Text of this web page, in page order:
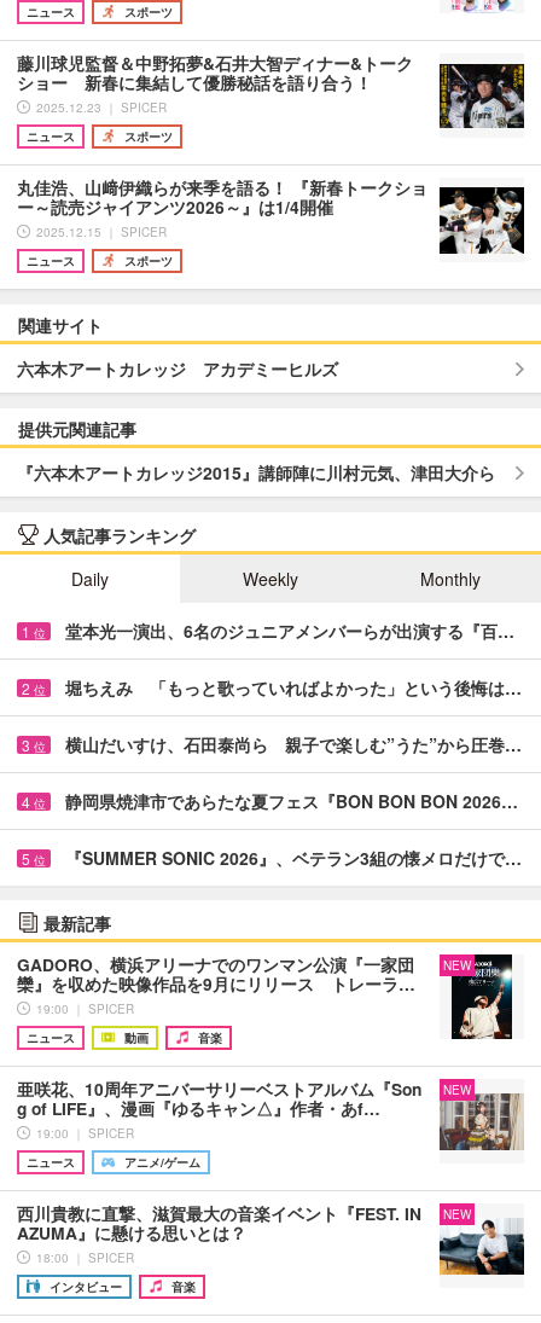
ニュース スポーツ
藤川球児監督＆中野拓夢&石井大智ディナー&トーク
ショー 新春に集結して優勝秘話を語り合う！
2025.12.23 ｜ SPICER
ニュース
スポーツ
丸佳浩、山﨑伊織らが来季を語る！ 『新春トークショ
ー～読売ジャイアンツ2026～』は1/4開催
2025.12.15 ｜ SPICER
ニュース
スポーツ
関連サイト
六本木アートカレッジ アカデミーヒルズ
提供元関連記事
『六本木アートカレッジ2015』講師陣に川村元気、津田大介ら
人気記事ランキング
Daily
Weekly Monthly
1 位 堂本光一演出、6名のジュニアメンバーらが出演する『百…
2 位 堀ちえみ 「もっと歌っていればよかった」という後悔は…
3 位 横山だいすけ、石田泰尚ら 親子で楽しむ”うた”から圧巻…
4 位 静岡県焼津市であらたな夏フェス『BON BON BON 2026…
5 位 『SUMMER SONIC 2026』、ベテラン3組の懐メロだけで…
最新記事
GADORO、横浜アリーナでのワンマン公演『一家団
欒』を収めた映像作品を9月にリリース トレーラ…
19:00 ｜ SPICER
ニュース
動画 音楽
NEW
亜咲花、10周年アニバーサリーベストアルバム『Son
g of LIFE』、漫画『ゆるキャン△』作者・あf…
19:00 ｜ SPICER
ニュース
アニメ/ゲーム
NEW
西川貴教に直撃、滋賀最大の音楽イベント『FEST. IN
AZUMA』に懸ける思いとは？
18:00 ｜ SPICER
インタビュー
音楽
NEW